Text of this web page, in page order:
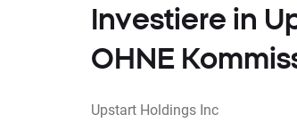
Investiere in
OHNE
Upstart Holdings Inc